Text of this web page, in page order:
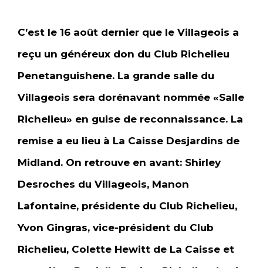
C’est le 16 août dernier que le Villageois a
reçu un généreux don du Club Richelieu
Penetanguishene. La grande salle du
Villageois sera dorénavant nommée «Salle
Richelieu» en guise de reconnaissance. La
remise a eu lieu à La Caisse Desjardins de
Midland. On retrouve en avant: Shirley
Desroches du Villageois, Manon
Lafontaine, présidente du Club Richelieu,
Yvon Gingras, vice-président du Club
Richelieu, Colette Hewitt de La Caisse et